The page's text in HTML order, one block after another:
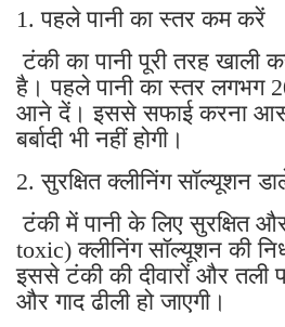
1. पहले पानी का स्तर कम करें
टंकी का पानी पूरी तरह खाली
है। पहले पानी का स्तर लगभग
आने दें। इससे सफाई करना
बर्बादी भी नहीं होगी।
2. सुरक्षित क्लीनिंग सॉल्यूशन
टंकी में पानी के लिए सुरक्षित
toxic) क्लीनिंग सॉल्यूशन की
इससे टंकी की दीवारों और तली
और गाद ढीली हो जाएगी।